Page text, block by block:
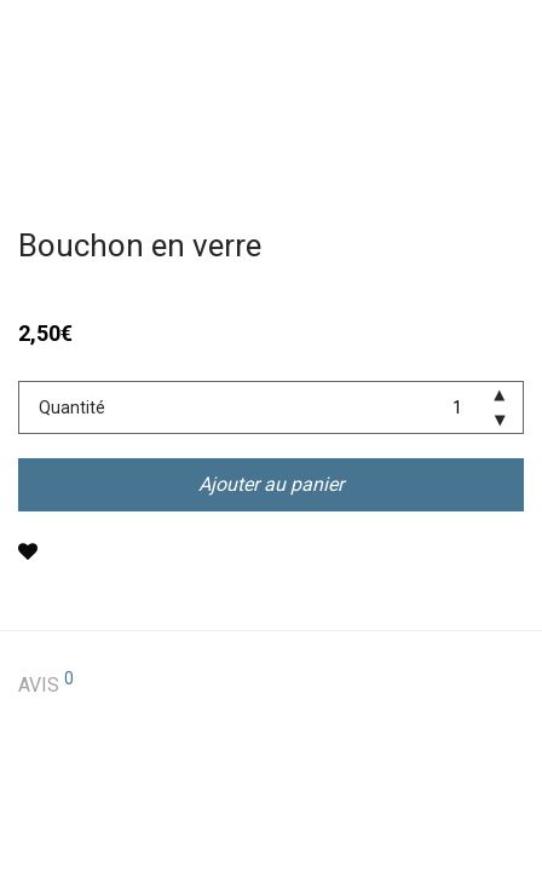
Bouchon en verre
2,50€
Quantité
Ajouter au panier
AVIS 0